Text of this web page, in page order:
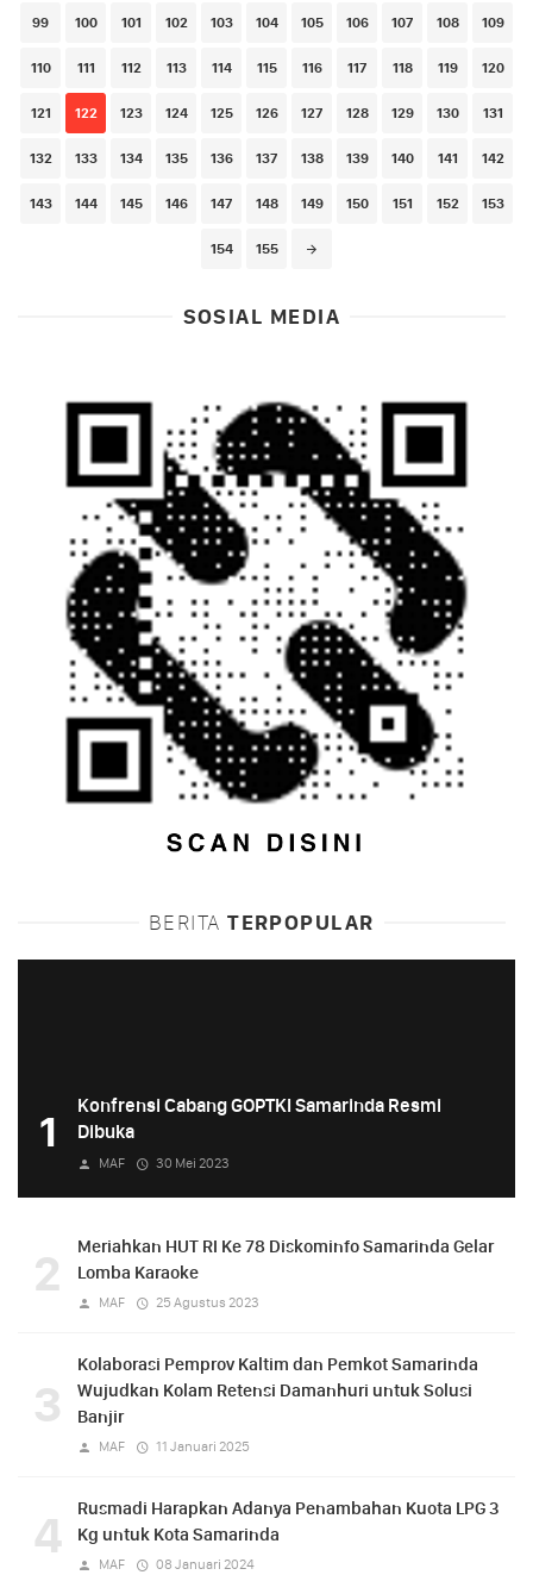
99 100 101 102 103 104 105 106 107 108 109
110 111 112 113 114 115 116 117 118 119 120
121 122 123 124 125 126 127 128 129 130 131
132 133 134 135 136 137 138 139 140 141 142
143 144 145 146 147 148 149 150 151 152 153
154 155
SOSIAL MEDIA
BERITA TERPOPULAR
1
Konfrensi Cabang GOPTKI Samarinda Resmi
Dibuka
MAF 30 Mei 2023
2
Meriahkan HUT RI Ke 78 Diskominfo Samarinda Gelar
Lomba Karaoke
MAF 25 Agustus 2023
3
Kolaborasi Pemprov Kaltim dan Pemkot Samarinda
Wujudkan Kolam Retensi Damanhuri untuk Solusi
Banjir
MAF 11 Januari 2025
4
Rusmadi Harapkan Adanya Penambahan Kuota LPG 3
Kg untuk Kota Samarinda
MAF 08 Januari 2024